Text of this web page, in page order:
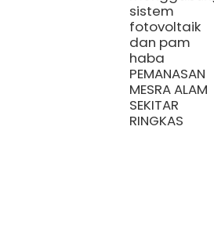
sistem
fotovoltaik
dan pam
haba
PEMANASAN
MESRA ALAM
SEKITAR
RINGKAS